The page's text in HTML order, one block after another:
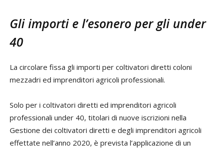
Gli importi e l’esonero per gli under
40
La circolare fissa gli importi per coltivatori diretti coloni
mezzadri ed imprenditori agricoli professionali.
Solo per i coltivatori diretti ed imprenditori agricoli
professionali under 40, titolari di nuove iscrizioni nella
Gestione dei coltivatori diretti e degli imprenditori agricoli
effettate nell’anno 2020, è prevista l’applicazione di un